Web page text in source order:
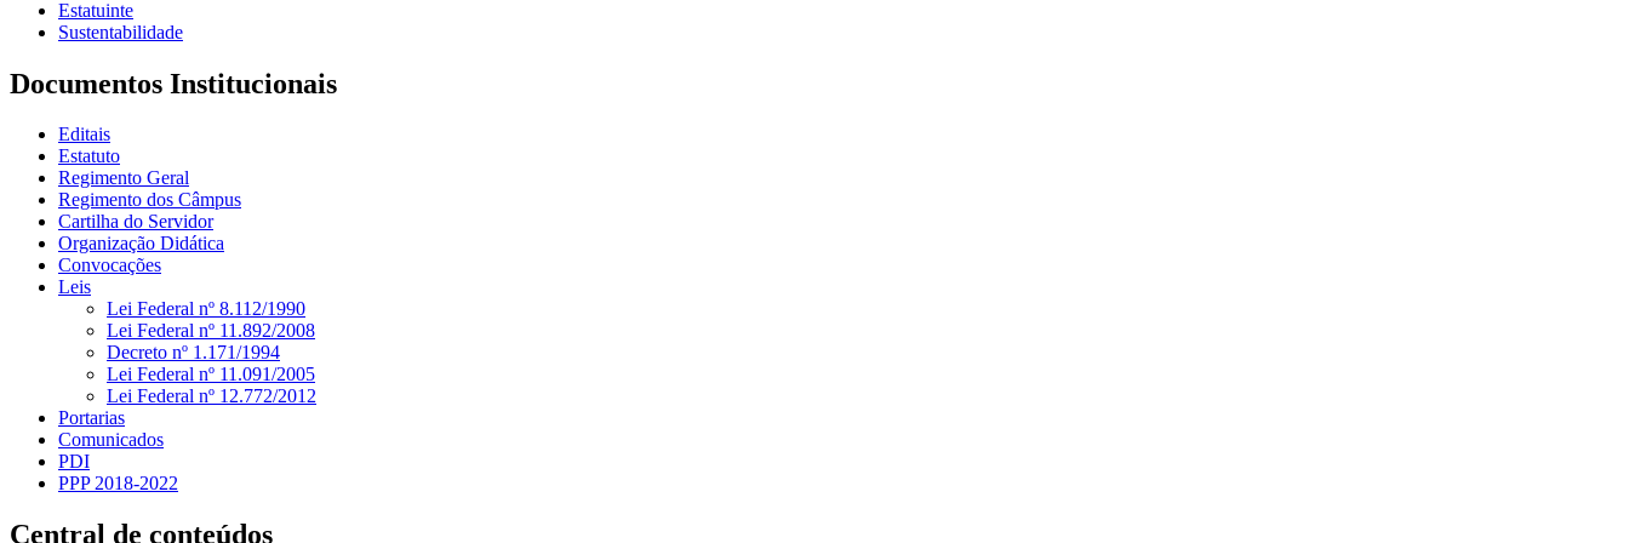
Estatuinte
Sustentabilidade
Documentos Institucionais
Editais
Estatuto
Regimento Geral
Regimento dos Câmpus
Cartilha do Servidor
Organização Didática
Convocações
Leis
Lei Federal nº 8.112/1990
Lei Federal nº 11.892/2008
Decreto nº 1.171/1994
Lei Federal nº 11.091/2005
Lei Federal nº 12.772/2012
Portarias
Comunicados
PDI
PPP 2018-2022
Central de conteúdos